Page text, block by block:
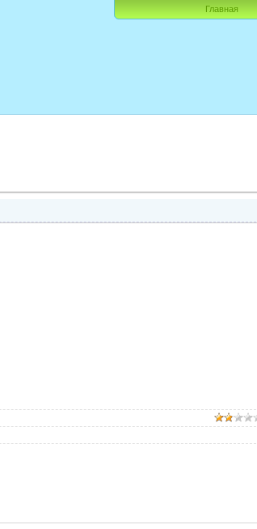
Главная